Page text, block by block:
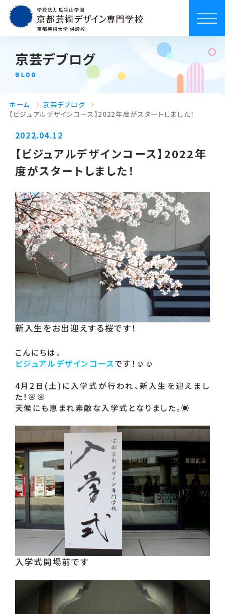
京芸デブログ
BLOG
ホーム
京芸デブログ
【ビジュアルデザインコース】2022年度がスタートしました！
2022.04.12
【ビジュアルデザインコース】2022年
度がスタートしました！
新入生をお出迎えする桜です！
ビジュアルデザインコースです！☺☺
4月2日(土)に入学式が行われ、新入生を迎えまし
た！🌸🌸
入学式開場前です